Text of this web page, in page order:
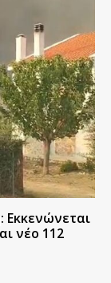
Εκκενώνεται
νέο 112